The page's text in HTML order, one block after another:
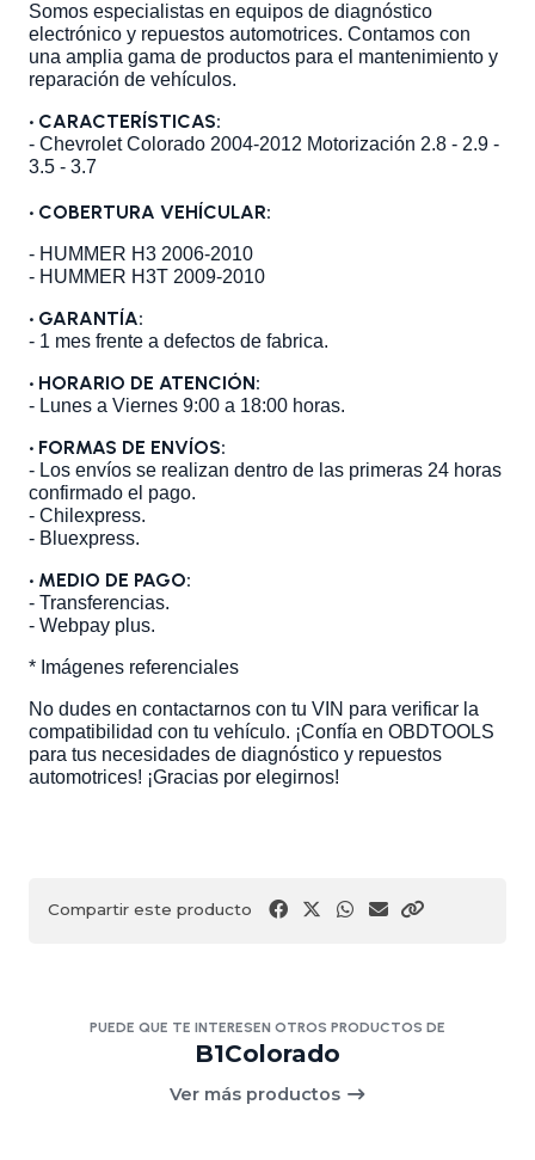
Somos especialistas en equipos de diagnóstico
electrónico y repuestos automotrices. Contamos con
una amplia gama de productos para el mantenimiento y
reparación de vehículos.
• CARACTERÍSTICAS:
- Chevrolet Colorado 2004-2012 Motorización 2.8 - 2.9 -
3.5 - 3.7
• COBERTURA VEHÍCULAR:
- HUMMER H3 2006-2010
- HUMMER H3T 2009-2010
• GARANTÍA:
- 1 mes frente a defectos de fabrica.
• HORARIO DE ATENCIÓN:
- Lunes a Viernes 9:00 a 18:00 horas.
• FORMAS DE ENVÍOS:
- Los envíos se realizan dentro de las primeras 24 horas
confirmado el pago.
- Chilexpress.
- Bluexpress.
• MEDIO DE PAGO:
- Transferencias.
- Webpay plus.
* Imágenes referenciales
No dudes en contactarnos con tu VIN para verificar la
compatibilidad con tu vehículo. ¡Confía en OBDTOOLS
para tus necesidades de diagnóstico y repuestos
automotrices! ¡Gracias por elegirnos!
Compartir este producto
PUEDE QUE TE INTERESEN OTROS PRODUCTOS DE
B1Colorado
Ver más productos